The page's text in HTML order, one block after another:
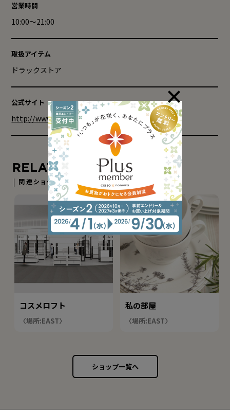
営業時間
10:00～21:00
取扱アイテム
ドラックストア
公式サイト
http://www.matsukiyo.co.jp/
関連ショップ
コスメロフト
〈場所:EAST〉
私の部屋
〈場所:EAST〉
ショップ一覧へ